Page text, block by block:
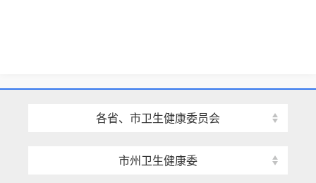
各省、市卫生健康委员会
市州卫生健康委